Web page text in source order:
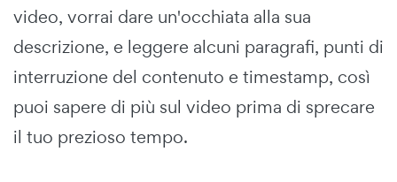
video, vorrai dare un'occhiata alla sua
descrizione, e leggere alcuni paragrafi, punti di
interruzione del contenuto e timestamp, così
puoi sapere di più sul video prima di sprecare
il tuo prezioso tempo.